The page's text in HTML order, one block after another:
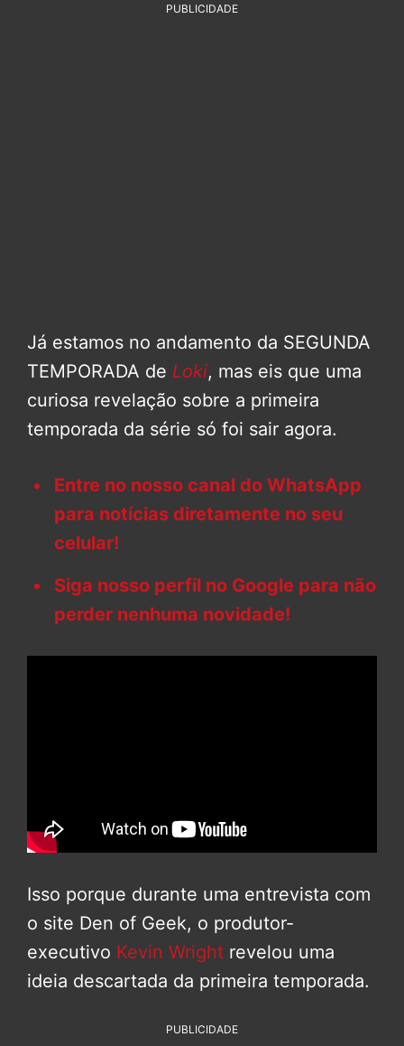
PUBLICIDADE
Já estamos no andamento da SEGUNDA
TEMPORADA de Loki, mas eis que uma
curiosa revelação sobre a primeira
temporada da série só foi sair agora.
Entre no nosso canal do WhatsApp
para notícias diretamente no seu
celular!
Siga nosso perfil no Google para não
perder nenhuma novidade!
Isso porque durante uma entrevista com
o site Den of Geek, o produtor-
executivo Kevin Wright revelou uma
ideia descartada da primeira temporada.
PUBLICIDADE